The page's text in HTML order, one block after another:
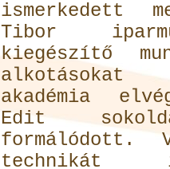
ismerkedett
Tibor
kiegészítő
alkotásokat
akadémia
Edit
formálódott.
technikát